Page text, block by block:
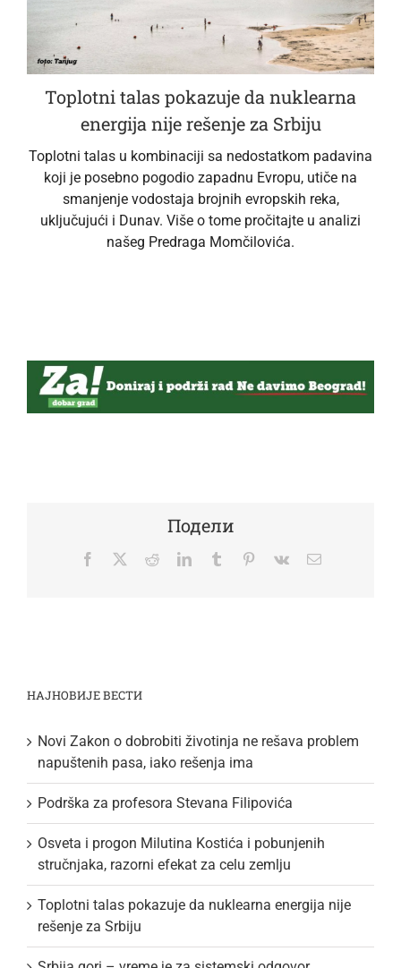
Toplotni talas pokazuje da nuklearna
energija nije rešenje za Srbiju
Toplotni talas u kombinaciji sa nedostatkom padavina
koji je posebno pogodio zapadnu Evropu, utiče na
smanjenje vodostaja brojnih evropskih reka,
uključujući i Dunav. Više o tome pročitajte u analizi
našeg Predraga Momčilovića.
Подели
Facebook
TwitterRedditLinkedInTumblr Pinterest
Vk Email
НАЈНОВИЈЕ ВЕСТИ
Novi Zakon o dobrobiti životinja ne rešava problem
napuštenih pasa, iako rešenja ima
Podrška za profesora Stevana Filipovića
Osveta i progon Milutina Kostića i pobunjenih
stručnjaka, razorni efekat za celu zemlju
Toplotni talas pokazuje da nuklearna energija nije
rešenje za Srbiju